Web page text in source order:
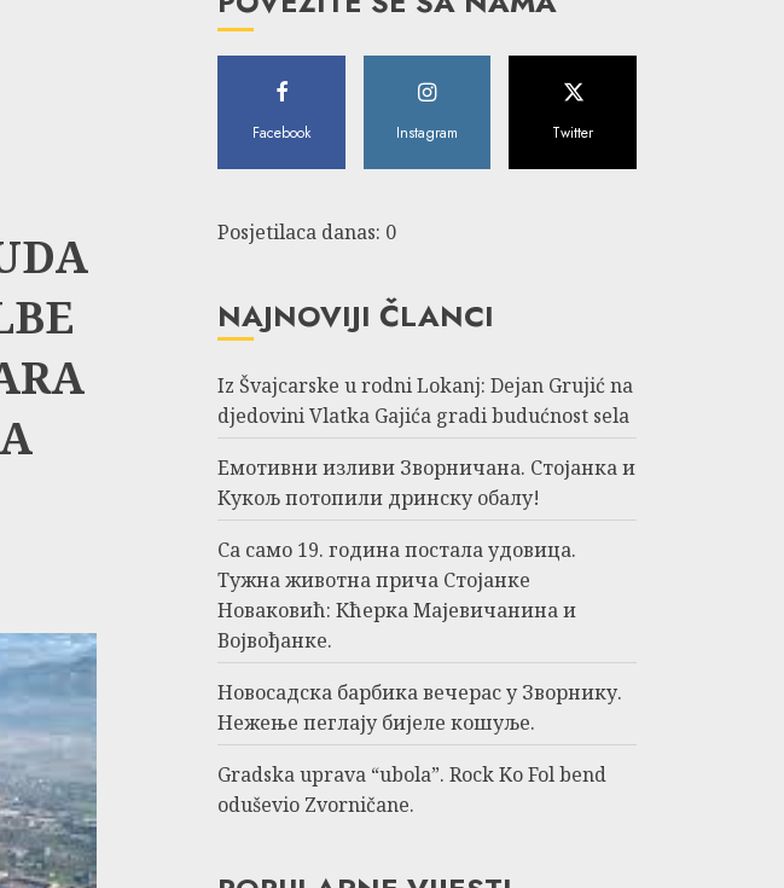
Facebook Instagram Twitter
Posjetilaca danas: 0
NAJNOVIJI ČLANCI
Iz Švajcarske u rodni Lokanj: Dejan Grujić na
djedovini Vlatka Gajića gradi budućnost sela
Емотивни изливи Зворничана. Стојанка и
Кукољ потопили дринску обалу!
Са само 19. година постала удовица.
Тужна животна прича Стојанке
Новаковић: Кћерка Мајевичанина и
Војвођанке.
Новосадска барбика вечерас у Зворнику.
Нежење пеглају бијеле кошуље.
Gradska uprava “ubola”. Rock Ko Fol bend
oduševio Zvorničane.